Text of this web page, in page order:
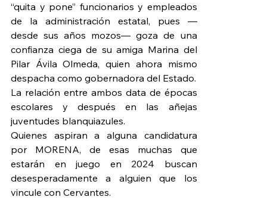
“quita y pone” funcionarios y empleados
de la administración estatal, pues —
desde sus años mozos— goza de una
confianza ciega de su amiga Marina del
Pilar Ávila Olmeda, quien ahora mismo
despacha como gobernadora del Estado.
La relación entre ambos data de épocas
escolares y después en las añejas
juventudes blanquiazules.
Quienes aspiran a alguna candidatura
por MORENA, de esas muchas que
estarán en juego en 2024 buscan
desesperadamente a alguien que los
vincule con Cervantes.